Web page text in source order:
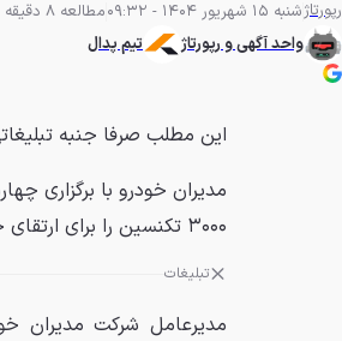
رپورتاژشنبه 15 شهریور 1404 - 09:32
مطالعه 8 دقیقه
واحد آگهی و رپورتاژ
تیم پدال
این مطلب صرفا جنبه
مدیران خودرو با برگزاری
۳۰۰۰ تکنسین را برای ارتقای خدمات پس از فروش آموزش می‌دهد.
تبلیغات
مدیرعامل شرکت مدیران